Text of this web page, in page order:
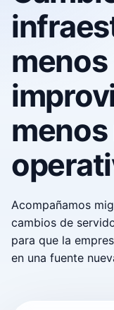
menos
Acompañamos
cambios de
para que la
en una fuente